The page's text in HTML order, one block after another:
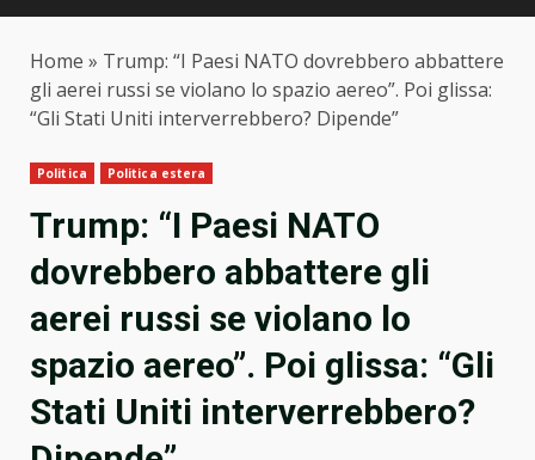
Home » Trump: “I Paesi NATO dovrebbero abbattere
gli aerei russi se violano lo spazio aereo”. Poi glissa:
“Gli Stati Uniti interverrebbero? Dipende”
Politica Politica estera
Trump: “I Paesi NATO
dovrebbero abbattere gli
aerei russi se violano lo
spazio aereo”. Poi glissa: “Gli
Stati Uniti interverrebbero?